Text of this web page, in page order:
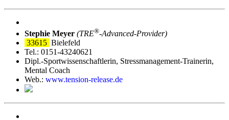
Stephie Meyer (TRE®‑Advanced-Provider)
33615 Bielefeld
Tel.: 0151-43240621
Dipl.-Sportwissenschaftlerin, Stressmanagement-Trainerin,
Mental Coach
Web.: www.tension-release.de